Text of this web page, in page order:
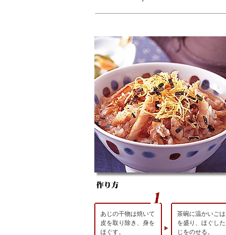
あじの干物は焼いて
皮を取り除き、身を
ほぐす。
茶碗に温かいご
を盛り、ほぐし
じをのせる。